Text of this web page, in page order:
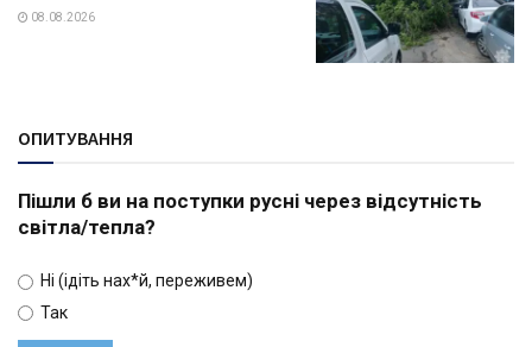
08.08.2026
ОПИТУВАННЯ
Пішли б ви на поступки русні через відсутність
світла/тепла?
Ні (ідіть нах*й, переживем)
Так